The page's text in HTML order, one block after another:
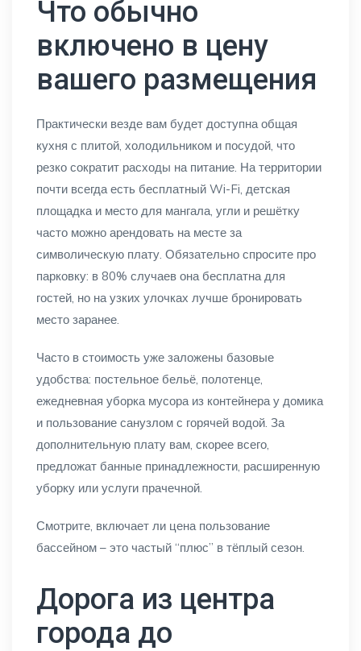
Что обычно
включено в цену
вашего размещения
Практически везде вам будет доступна общая
кухня с плитой, холодильником и посудой, что
резко сократит расходы на питание. На территории
почти всегда есть бесплатный Wi-Fi, детская
площадка и место для мангала, угли и решётку
часто можно арендовать на месте за
символическую плату. Обязательно спросите про
парковку: в 80% случаев она бесплатна для
гостей, но на узких улочках лучше бронировать
место заранее.
Часто в стоимость уже заложены базовые
удобства: постельное бельё, полотенце,
ежедневная уборка мусора из контейнера у домика
и пользование санузлом с горячей водой. За
дополнительную плату вам, скорее всего,
предложат банные принадлежности, расширенную
уборку или услуги прачечной.
Смотрите, включает ли цена пользование
бассейном – это частый “плюс” в тёплый сезон.
Дорога из центра
города до